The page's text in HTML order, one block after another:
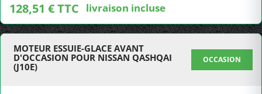
128,51 € TTC livraison incluse
MOTEUR ESSUIE-GLACE AVANT
D'OCCASION POUR NISSAN QASHQAI
(J10E)
OCCASION